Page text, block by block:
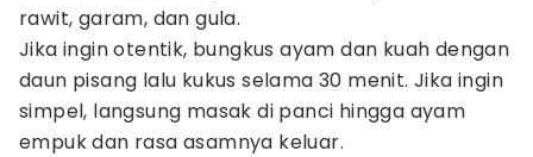
rawit, garam, dan gula.
Jika ingin otentik, bungkus ayam dan kuah dengan
daun pisang lalu kukus selama 30 menit. Jika ingin
simpel, langsung masak di panci hingga ayam
empuk dan rasa asamnya keluar.